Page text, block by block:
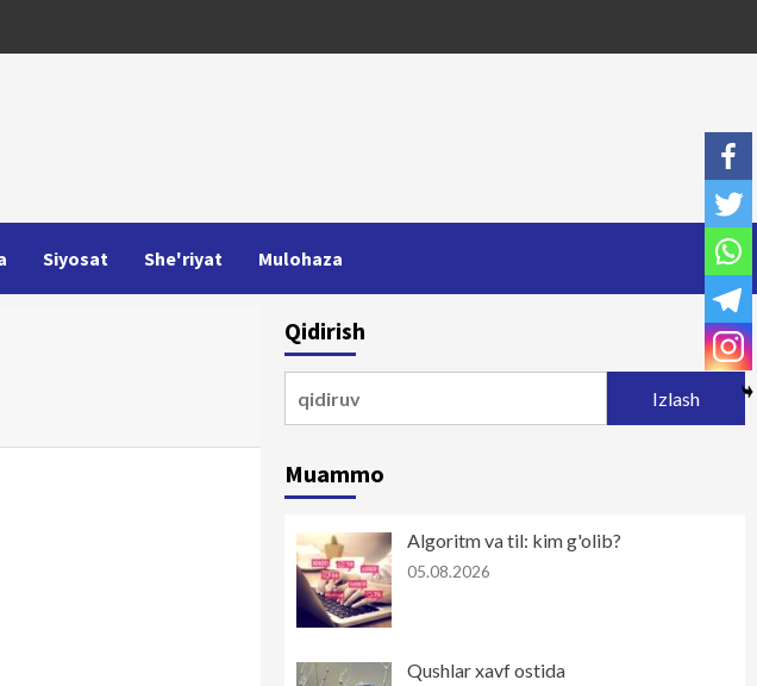
Siyosat She'riyat Mulohaza
Qidirish
Muammo
Algoritm va til: kim g'olib?
05.08.2026
Qushlar xavf ostida